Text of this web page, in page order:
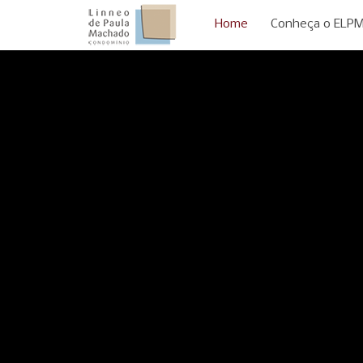
Home Conheça o ELPM